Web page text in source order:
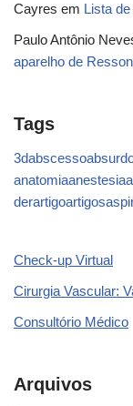
Cayres em Lista
Paulo Antônio
aparelho de
Tags
3dabscesso
anatomiaanestesia
derartigoartigos
Check-up Virtual
Cirurgia Vascular:
Consultório Médico
Arquivos